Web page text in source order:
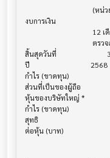
งบการเงิน
สิ้นสุดวันที่			     31 ธันวาคม
ปี       			    2568         2567
กำไร (ขาดทุน) 			       12,528       29,579
ส่วนที่เป็นของผู้ถือ
หุ้นของบริษัทใหญ่ *
กำไร (ขาดทุน) 			         0.05         0.14
สุทธิ
ต่อหุ้น (บาท)